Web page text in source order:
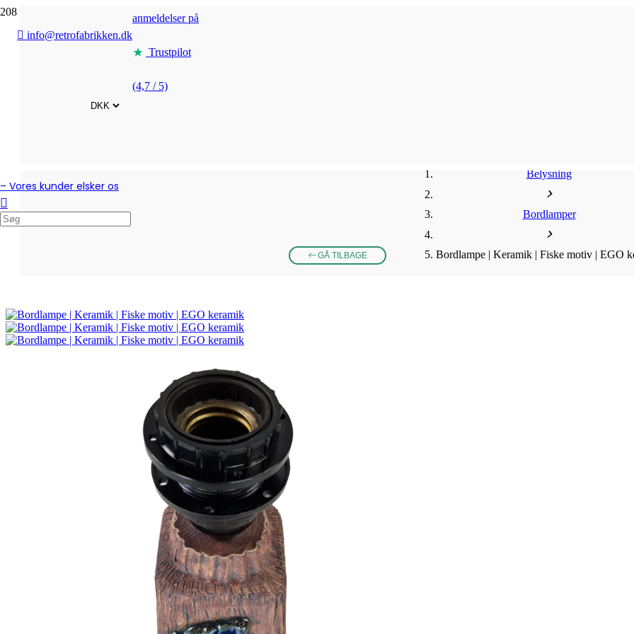
info@retrofabrikken.dk
anmeldelser på
Trustpilot
(4,7 / 5)
– Vores kunder elsker os
GÅ TILBAGE
Belysning
Bordlamper
Bordlampe | Keramik | Fiske motiv | EGO